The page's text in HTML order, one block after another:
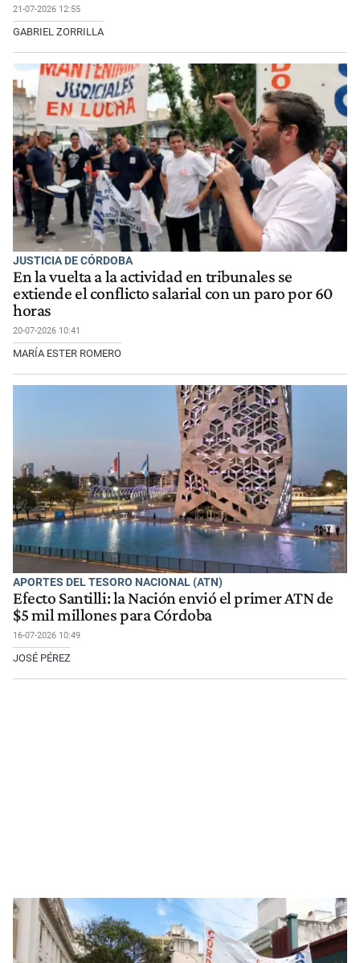
21-07-2026 12:55
GABRIEL ZORRILLA
JUSTICIA DE CÓRDOBA
En la vuelta a la actividad en tribunales se
extiende el conflicto salarial con un paro por 60
horas
20-07-2026 10:41
MARÍA ESTER ROMERO
APORTES DEL TESORO NACIONAL (ATN)
Efecto Santilli: la Nación envió el primer ATN de
$5 mil millones para Córdoba
16-07-2026 10:49
JOSÉ PÉREZ